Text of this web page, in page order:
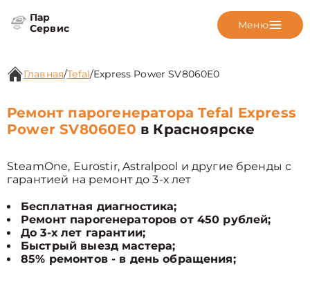
Пар
Сервис
Меню
Главная/Tefal/Express Power SV8060E0
Ремонт парогенератора Tefal Express
Power SV8060E0 в Красноярске
SteamOne, Eurostir, Astralpool и другие бренды с
гарантией на ремонт до 3-х лет
Бесплатная диагностика;
Ремонт парогенераторов от 450 рублей;
До 3-х лет гарантии;
Быстрый выезд мастера;
85% ремонтов - в день обращения;